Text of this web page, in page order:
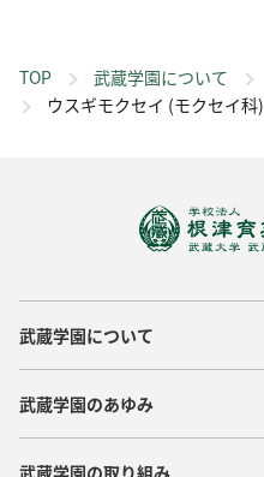
TOP 武蔵学園について
ウスギモクセイ (モクセイ科)
武蔵学園について
武蔵学園のあゆみ